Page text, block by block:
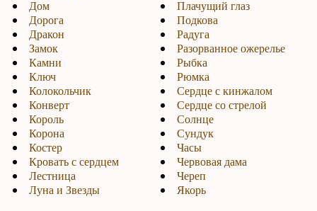
Дом
Дорога
Дракон
Замок
Камни
Ключ
Колокольчик
Конверт
Король
Корона
Костер
Кровать с сердцем
Лестница
Луна и Звезды
Плачущий глаз
Подкова
Радуга
Разорванное ожерелье
Рыбка
Рюмка
Сердце с кинжалом
Сердце со стрелой
Солнце
Сундук
Часы
Червовая дама
Череп
Якорь